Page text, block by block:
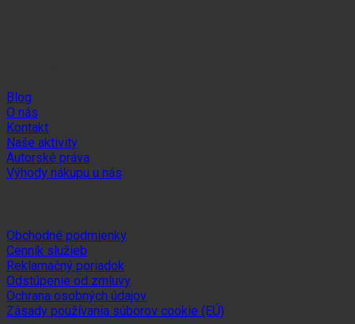
Blog
O nás
Kontakt
Naše aktivity
Autorské práva
Výhody nákupu u nás
Obchodné podmienky
Cenník služieb
Reklamačný poriadok
Odstúpenie od zmluvy
Ochrana osobných údajov
Zásady používania súborov cookie (EÚ)